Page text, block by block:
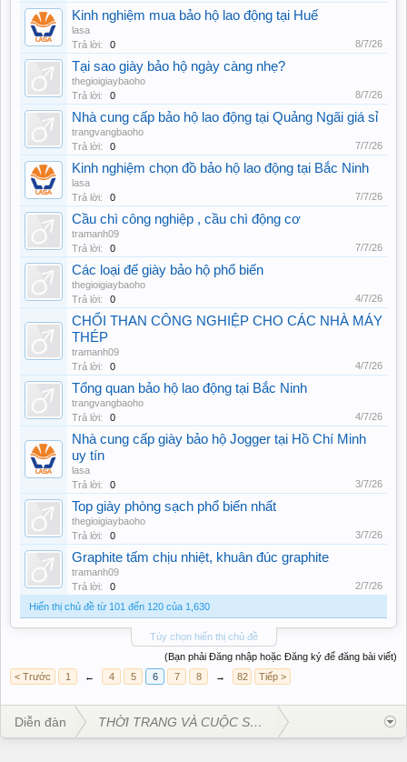
Kinh nghiệm mua bảo hộ lao động tại Huế
lasa
Trả lời:
0 8/7/26
Tại sao giày bảo hộ ngày càng nhẹ?
thegioigiaybaoho
Trả lời:
0 8/7/26
Nhà cung cấp bảo hộ lao động tại Quảng Ngãi giá sỉ
trangvangbaoho
Trả lời:
0 7/7/26
Kinh nghiệm chọn đồ bảo hộ lao động tại Bắc Ninh
lasa
Trả lời:
0 7/7/26
Cầu chì công nghiệp , cầu chì động cơ
tramanh09
Trả lời:
0 7/7/26
Các loại đế giày bảo hộ phổ biến
thegioigiaybaoho
Trả lời:
0 4/7/26
CHỔI THAN CÔNG NGHIỆP CHO CÁC NHÀ MÁY
THÉP
tramanh09
Trả lời:
0 4/7/26
Tổng quan bảo hộ lao động tại Bắc Ninh
trangvangbaoho
Trả lời:
0 4/7/26
Nhà cung cấp giày bảo hộ Jogger tại Hồ Chí Minh
uy tín
lasa
Trả lời:
0 3/7/26
Top giày phòng sạch phổ biến nhất
thegioigiaybaoho
Trả lời:
0 3/7/26
Graphite tấm chịu nhiệt, khuân đúc graphite
tramanh09
Trả lời:
0
2/7/26
Hiển thị chủ đề từ 101 đến 120 của 1,630
Tùy chọn hiển thị chủ đề
(Bạn phải Đăng nhập hoặc Đăng ký để đăng bài viết)
< Trước
1 ← 4 5 6 7 8 → 82 Tiếp >
Diễn đàn THỜI TRANG VÀ CUỘC SỐNG